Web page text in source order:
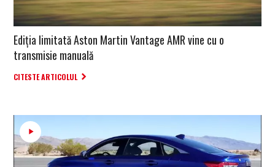
Ediția limitată Aston Martin Vantage AMR vine cu o
transmisie manuală
CITESTE ARTICOLUL